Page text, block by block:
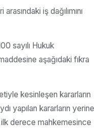
iş dağılımını
sayılı Hukuk
aşağıdaki fıkra
kesinleşen kararların
yapılan kararların yerine
derece mahkemesince